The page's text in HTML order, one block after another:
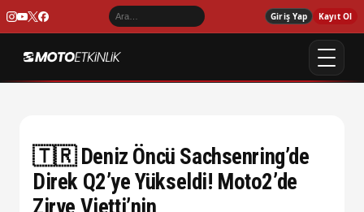
Giriş Yap Kayıt Ol
🇹🇷 Deniz Öncü Sachsenring’de
Direk Q2’ye Yükseldi! Moto2’de